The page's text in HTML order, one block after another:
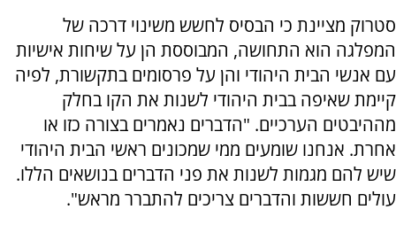
סטרוק מציינת כי הבסיס לחשש משינוי דרכה של
המפלגה הוא התחושה, המבוססת הן על שיחות אישיות
עם אנשי הבית היהודי והן על פרסומים בתקשורת, לפיה
קיימת שאיפה בבית היהודי לשנות את הקו בחלק
מההיבטים הערכיים. "הדברים נאמרים בצורה כזו או
אחרת. אנחנו שומעים ממי שמכונים ראשי הבית היהודי
שיש להם מגמות לשנות את פני הדברים בנושאים הללו.
עולים חששות והדברים צריכים להתברר מראש".